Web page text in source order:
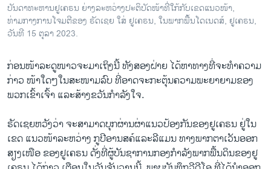
ບັນດາທະຫານຢູເຄຣນ ຍ່າງລະຫວ່າງປະຕິບັດໜ້າທີ່ໃກ້ກັບເຂດແນວໜ້າ,
ທ່າມກາງການໂຈມຕີຂອງ ຣັດເຊຍ ໃສ່ ຢູເຄຣນ, ໃນພາກພື້ນໂດເນດສ໌, ຢູເຄຣນ,
ວັນທີ 15 ຕຸລາ 2023.
ກ່ອນໜ້າລະດູໜາວຈະມາເຖິງນີ້ ທັງສອງຝ່າຍ ໄດ້ຫາທາງທີ່ຈະທຳຄວາມ
ກ່າວ ໜ້າໃດໆໃນສະໜາມລົບ ທີ່ອາດຈະກະຕຸ້ນຄວາມພະຍາຍາມຂອງ
ພວກເຂົ້າເຈົ້າ ແລະສ້າງຂວັນກຳລັງໃຈ.
ຣັດເຊຍຫວັງວ່າ ຈະສາມາດບຸກຜ່ານຜ່າແນວປ້ອງກັນຂອງຢູເຄຣນ ຢູ່ໃນ
ເຂດ ແນວໜ້າລະຫວ່າງ ກູປີອານສຄ໌ແລະລີແມນ ທາງພາກຕາເວັນອອກ
ສຽງເໜືອ ຂອງຢູເຄຣນ ດັ່ງທີ່ຜູ້ບັນຊາການກອງກຳລັງພາກພື້ນດິນຂອງຢູ